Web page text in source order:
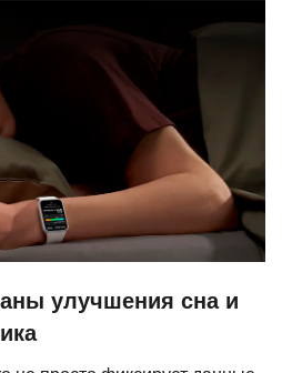
улучшения сна и